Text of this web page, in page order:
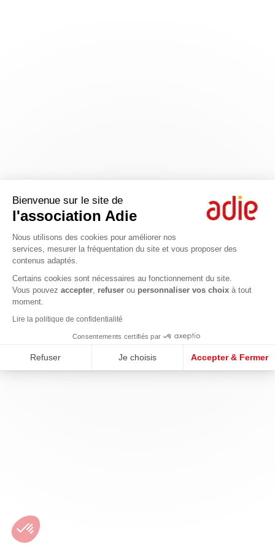
Bienvenue sur le site de
l'association Adie
Nous utilisons des cookies pour améliorer nos
services, mesurer la fréquentation du site et vous proposer des
contenus adaptés.
Certains cookies sont nécessaires au fonctionnement du site.
Vous pouvez accepter refuser ou personnaliser vos choix à tout
moment.
Lire la politique de confidentialité
Consentements certifiés par
Refuser Je choisis Accepter & Fermer
Axeptio consent